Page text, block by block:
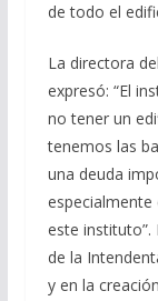
de todo el
La directora
expresó: “El
no tener un
tenemos las
una deuda
especialmente
este instituto”.
de la
y en la